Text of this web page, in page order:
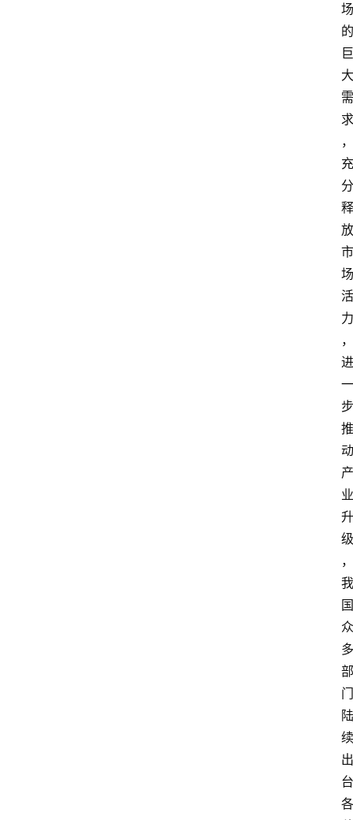
场
的
巨
大
需
求
，
充
分
释
放
市
场
活
力
，
进
一
步
推
动
产
业
升
级
，
我
国
众
多
部
门
陆
续
出
台
各